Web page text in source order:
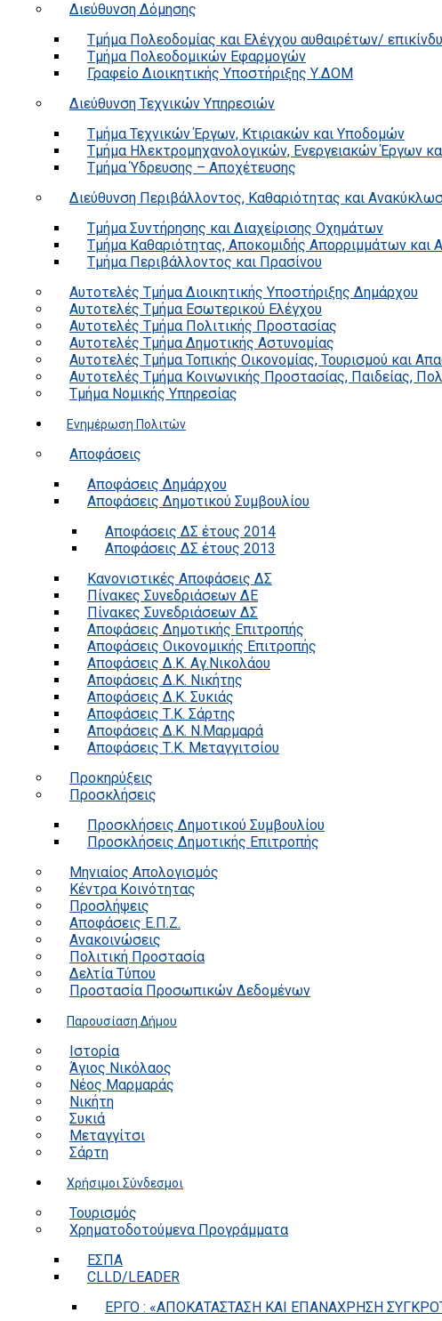
Διεύθυνση Δόμησης
Τμήμα Πολεοδομίας και Ελέγχου αυθαιρέτων/
Τμήμα Πολεοδομικών Εφαρμογών
Γραφείο Διοικητικής Υποστήριξης Υ.ΔΟΜ
Διεύθυνση Τεχνικών Υπηρεσιών
Τμήμα Τεχνικών Έργων, Κτιριακών και Υποδομών
Τμήμα Ηλεκτρομηχανολογικών, Ενεργειακών Έργων
Τμήμα Ύδρευσης – Αποχέτευσης
Διεύθυνση Περιβάλλοντος, Καθαριότητας και
Τμήμα Συντήρησης και Διαχείρισης Οχημάτων
Τμήμα Καθαριότητας, Αποκομιδής Απορριμμάτων και
Τμήμα Περιβάλλοντος και Πρασίνου
Αυτοτελές Τμήμα Διοικητικής Υποστήριξης Δημάρχου
Αυτοτελές Τμήμα Εσωτερικού Ελέγχου
Αυτοτελές Τμήμα Πολιτικής Προστασίας
Αυτοτελές Τμήμα Δημοτικής Αστυνομίας
Αυτοτελές Τμήμα Τοπικής Οικονομίας, Τουρισμού και
Αυτοτελές Τμήμα Κοινωνικής Προστασίας, Παιδείας,
Τμήμα Νομικής Υπηρεσίας
Ενημέρωση Πολιτών
Αποφάσεις
Αποφάσεις Δημάρχου
Αποφάσεις Δημοτικού Συμβουλίου
Αποφάσεις ΔΣ έτους 2014
Αποφάσεις ΔΣ έτους 2013
Κανονιστικές Αποφάσεις ΔΣ
Πίνακες Συνεδριάσεων ΔΕ
Πίνακες Συνεδριάσεων ΔΣ
Αποφάσεις Δημοτικής Επιτροπής
Αποφάσεις Οικονομικής Επιτροπής
Αποφάσεις Δ.Κ. Αγ.Νικολάου
Αποφάσεις Δ.Κ. Νικήτης
Αποφάσεις Δ.Κ. Συκιάς
Αποφάσεις Τ.Κ. Σάρτης
Αποφάσεις Δ.Κ. Ν.Μαρμαρά
Αποφάσεις Τ.Κ. Μεταγγιτσίου
Προκηρύξεις
Προσκλήσεις
Προσκλήσεις Δημοτικού Συμβουλίου
Προσκλήσεις Δημοτικής Επιτροπής
Μηνιαίος Απολογισμός
Κέντρα Κοινότητας
Προσλήψεις
Αποφάσεις Ε.Π.Ζ.
Ανακοινώσεις
Πολιτική Προστασία
Δελτία Τύπου
Προστασία Προσωπικών Δεδομένων
Παρουσίαση Δήμου
Ιστορία
Άγιος Νικόλαος
Νέος Μαρμαράς
Νικήτη
Συκιά
Μεταγγίτσι
Σάρτη
Χρήσιμοι Σύνδεσμοι
Τουρισμός
Χρηματοδοτούμενα Προγράμματα
ΕΣΠΑ
CLLD/LEADER
ΕΡΓΟ : «ΑΠΟΚΑΤΑΣΤΑΣΗ ΚΑΙ ΕΠΑΝΑΧΡΗΣΗ